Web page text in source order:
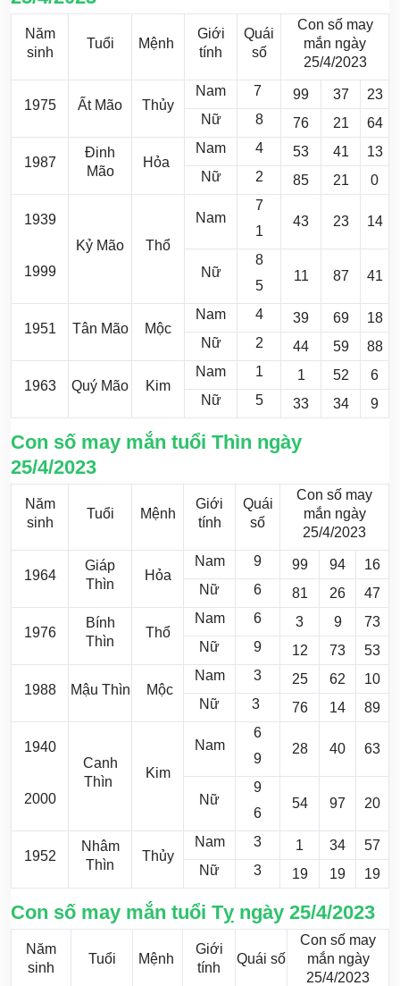
Năm
sinh
Tuổi Mệnh
Giới
tính
Quái
số
Con số may
mắn ngày
25/4/2023
1975 Ất Mão Thủy
Nam 7 99 37
23
Nữ
8 76 21 64
1987
Đinh
Mão
Hỏa
Nam 4 53 41
13
Nữ
2 85 21 0
1939
1999
Kỷ Mão Thổ
Nam
7
1
43 23 14
Nữ
8
5
11 87 41
1951 Tân Mão Mộc
Nam 4 39 69
18
Nữ
2 44 59 88
1963 Quý Mão Kim
Nam 1 1 52
6
Nữ
5 33 34 9
Con số may mắn tuổi Thìn ngày
25/4/2023
Năm
sinh
Tuổi Mệnh
Giới
tính
Quái
số
Con số may
mắn ngày
25/4/2023
1964
Giáp
Thìn
Hỏa
Nam 9 99 94
16
Nữ
6 81 26 47
1976
Bính
Thìn
Thổ
Nam 6 3 9
73
Nữ
9 12 73 53
1988 Mậu Thìn Mộc
Nam 3 25 62
10
Nữ
3 76 14 89
1940
2000
Canh
Thìn
Kim
Nam
6
9
28 40 63
Nữ
9
6
54 97 20
1952
Nhâm
Thìn
Thủy
Nam 3 1 34
57
Nữ
3 19 19 19
Con số may mắn tuổi Tỵ ngày 25/4/2023
Năm
sinh
Tuổi Mệnh
Giới
tính
Quái số
Con số may
mắn ngày
25/4/2023